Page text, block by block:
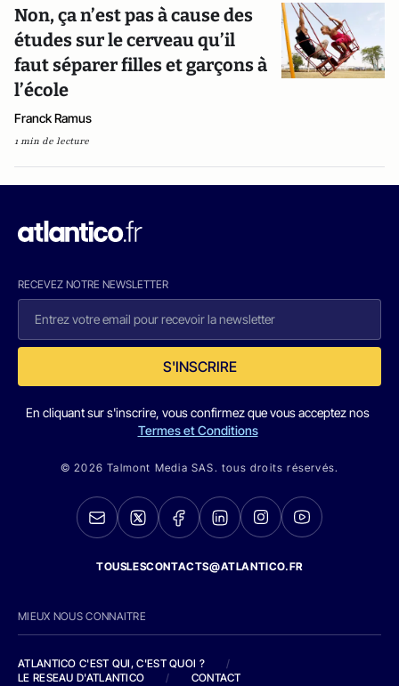
Non, ça n’est pas à cause des
études sur le cerveau qu’il
faut séparer filles et garçons à
l’école
Franck Ramus
1 min de lecture
RECEVEZ NOTRE NEWSLETTER
S'INSCRIRE
En cliquant sur s'inscrire, vous confirmez que vous acceptez nos
Termes et Conditions
© 2026 Talmont Media SAS. tous droits réservés.
TOUSLESCONTACTS@ATLANTICO.FR
MIEUX NOUS CONNAITRE
ATLANTICO C'EST QUI, C'EST QUOI ?
/
LE RESEAU D'ATLANTICO
/ CONTACT